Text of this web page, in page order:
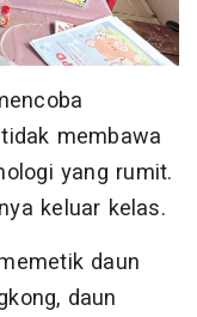
membawa
yang rumit.
keluar kelas.
daun
daun